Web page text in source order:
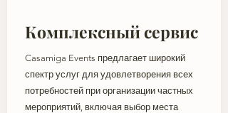
Комплексный сервис
Casamiga Events предлагает широкий
спектр услуг для удовлетворения всех
потребностей при организации частных
мероприятий, включая выбор места